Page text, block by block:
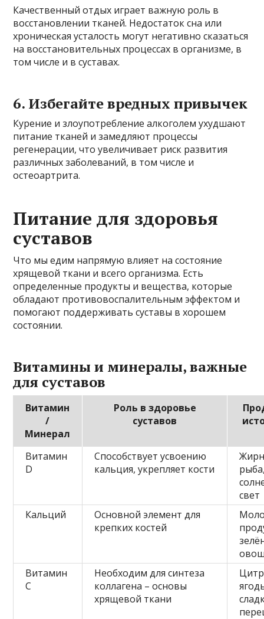
Качественный отдых играет важную роль в
восстановлении тканей. Недостаток сна или
хроническая усталость могут негативно сказаться
на восстановительных процессах в организме, в
том числе и в суставах.
6. Избегайте вредных привычек
Курение и злоупотребление алкоголем ухудшают
питание тканей и замедляют процессы
регенерации, что увеличивает риск развития
различных заболеваний, в том числе и
остеоартрита.
Питание для здоровья
суставов
Что мы едим напрямую влияет на состояние
хрящевой ткани и всего организма. Есть
определенные продукты и вещества, которые
обладают противовоспалительным эффектом и
помогают поддерживать суставы в хорошем
состоянии.
Витамины и минералы, важные
для суставов
Витамин
/
Минерал
Роль в здоровье
суставов
Витамин
D
Способствует усвоению
кальция, укрепляет кости
свет
Кальций
Основной элемент для
крепких костей
Витамин
C
Необходим для синтеза
коллагена – основы
хрящевой ткани